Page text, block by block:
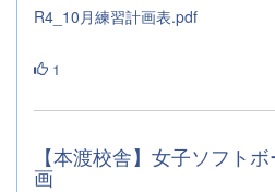
R4_10月練習計画表.pdf
1
【本渡校舎】女子ソフト
画